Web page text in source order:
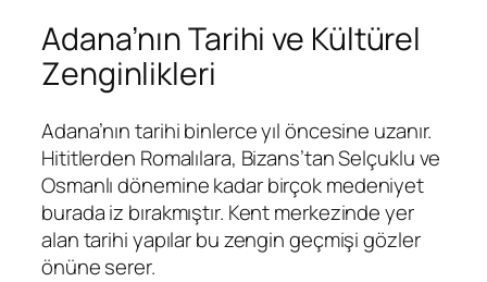
Adana’nın Tarihi ve Kültürel
Zenginlikleri
Adana’nın tarihi binlerce yıl öncesine uzanır.
Hititlerden Romalılara, Bizans’tan Selçuklu ve
Osmanlı dönemine kadar birçok medeniyet
burada iz bırakmıştır. Kent merkezinde yer
alan tarihi yapılar bu zengin geçmişi gözler
önüne serer.